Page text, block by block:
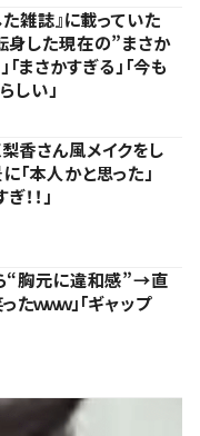
雑誌』に載っていた
身した現在の”まさか
まさかすぎる」「今も
しい」
香さん風メイクをし
本人かと思った」
！！」
“胸元に違和感”→直
ｗｗｗ」「ギャップ